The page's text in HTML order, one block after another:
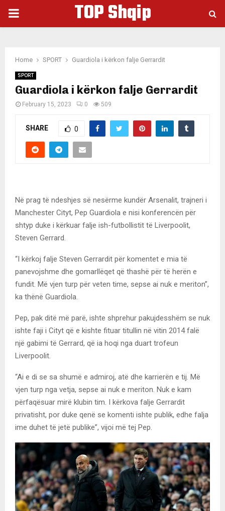
PRIMARY
TOP Shqip
Home SPORT Guardiola i kërkon falje Gerrardit
SPORT
Guardiola i kërkon falje Gerrardit
February 15, 2023 0 509
SHARE 0
Në prag të ndeshjes së nesërme kundër Arsenalit, trajneri i
Manchester Cityt, Pep Guardiola e nisi konferencën për
shtyp duke i kërkuar falje ish-futbollistit të Liverpoolit,
Steven Gerrard.
“I kërkoj falje Steven Gerrardit për komentet e mia të
panevojshme dhe gomarllëqet që thashë për të herën e
fundit. Më vjen turp për veten time, sepse ai nuk e meriton”,
ka thënë Guardiola.
Pep, pak ditë më parë, ishte shprehur pakujdesshëm se nuk
ishte faji i Cityt që e kishte fituar titullin në vitin 2014 falë
një gabimi të Gerrard, që ia hoqi nga duart trofeun
Liverpoolit.
“Ai e di se sa shumë e admiroj, atë dhe karrierën e tij. Më
vjen turp nga vetja, sepse ai nuk e meriton. Nuk e kam
përfaqësuar mirë klubin tim. I kërkova falje Gerrardit
privatisht, por duke qenë se komenti ishte publik, edhe falja
ime duhet të jetë publike”, vijoi më tej Pep.